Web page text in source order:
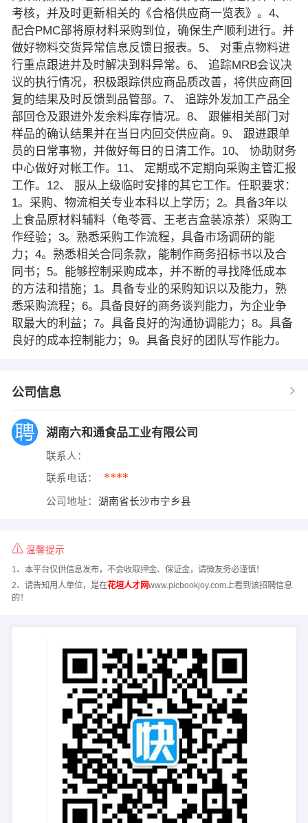
考核，并及时更新相关的《合格供应商一览表》。4、
配合PMC部将原材料采购到位，确保生产顺利进行。并
做好物料交货异常信息反馈日报表。5、 对重点物料进
行重点跟进并及时解决到料异常。6、 追踪MRB会议决
议的执行情况，积极跟踪供应商品质改善，将供应商回
复的结果及时反馈到品管部。7、 追踪外发加工产品全
部回仓及跟进外发余料库存情况。8、 跟催相关部门对
样品的确认结果并在当日内回交供应商。9、 跟进跟单
员的日常事物，并做好每日的日清工作。10、 协助财务
中心做好对帐工作。11、 定期或不定期向采购主管汇报
工作。12、 服从上级临时安排的其它工作。任职要求：
1。采购、物流相关专业本科以上学历；2。具备3年以
上食品原材料辅料（龟苓膏、王老吉盒装凉茶）采购工
作经验；3。熟悉采购工作流程，具备市场调研的能
力；4。熟悉相关合同条款，能制作商务招标书以及合
同书；5。能够控制采购成本，并不断的寻找降低成本
的方法和措施；1。具备专业的采购知识以及能力，熟
悉采购流程；6。具备良好的商务谈判能力，为企业争
取最大的利益；7。具备良好的沟通协调能力；8。具备
良好的成本控制能力；9。具备良好的团队写作能力。
公司信息
湖南六和通食品工业有限公司
联系人：
联系电话： ****
公司地址： 湖南省长沙市宁乡县
温馨提示
1、本平台仅供信息发布，不会收取押金、保证金，请微友务必谨慎！
2、请告知用人单位，是在花垣人才网www.picbookjoy.com上看到该招聘信息
的！